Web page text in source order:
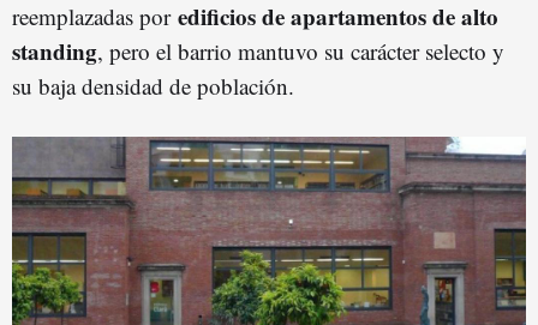
reemplazadas por edificios de apartamentos de alto
standing, pero el barrio mantuvo su carácter selecto y
su baja densidad de población.